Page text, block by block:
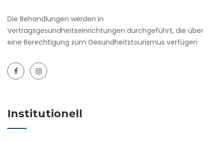
Die Behandlungen werden in
Vertragsgesundheitseinrichtungen durchgeführt, die über
eine Berechtigung zum Gesundheitstourismus verfügen
Institutionell